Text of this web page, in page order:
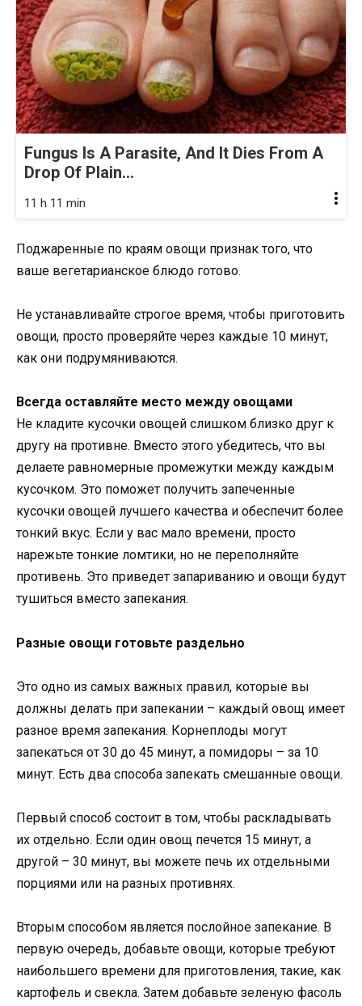
Fungus Is A Parasite, And It Dies From A
Drop Of Plain...
11 h 11 min
Поджаренные по краям овощи признак того, что
ваше вегетарианское блюдо готово.
Не устанавливайте строгое время, чтобы приготовить
овощи, просто проверяйте через каждые 10 минут,
как они подрумяниваются.
Всегда оставляйте место между овощами
Не кладите кусочки овощей слишком близко друг к
другу на противне. Вместо этого убедитесь, что вы
делаете равномерные промежутки между каждым
кусочком. Это поможет получить запеченные
кусочки овощей лучшего качества и обеспечит более
тонкий вкус. Если у вас мало времени, просто
нарежьте тонкие ломтики, но не переполняйте
противень. Это приведет запариванию и овощи будут
тушиться вместо запекания.
Разные овощи готовьте раздельно
Это одно из самых важных правил, которые вы
должны делать при запекании – каждый овощ имеет
разное время запекания. Корнеплоды могут
запекаться от 30 до 45 минут, а помидоры – за 10
минут. Есть два способа запекать смешанные овощи.
Первый способ состоит в том, чтобы раскладывать
их отдельно. Если один овощ печется 15 минут, а
другой – 30 минут, вы можете печь их отдельными
порциями или на разных противнях.
Вторым способом является послойное запекание. В
первую очередь, добавьте овощи, которые требуют
наибольшего времени для приготовления, такие, как
картофель и свекла. Затем добавьте зеленую фасоль